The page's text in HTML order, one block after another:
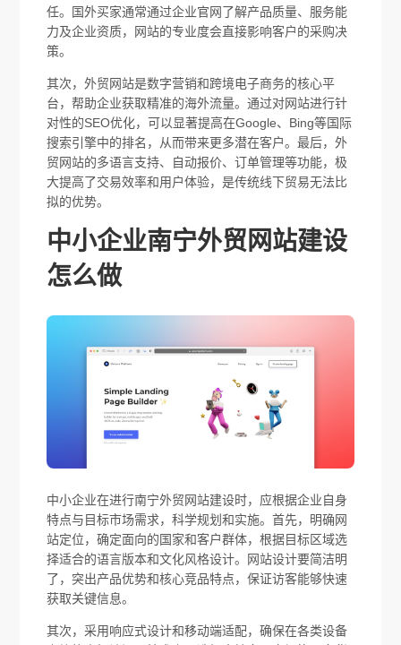
任。国外买家通常通过企业官网了解产品质量、服务能
力及企业资质，网站的专业度会直接影响客户的采购决
策。
其次，外贸网站是数字营销和跨境电子商务的核心平
台，帮助企业获取精准的海外流量。通过对网站进行针
对性的SEO优化，可以显著提高在Google、Bing等国际
搜索引擎中的排名，从而带来更多潜在客户。最后，外
贸网站的多语言支持、自动报价、订单管理等功能，极
大提高了交易效率和用户体验，是传统线下贸易无法比
拟的优势。
中小企业南宁外贸网站建设
怎么做
中小企业在进行南宁外贸网站建设时，应根据企业自身
特点与目标市场需求，科学规划和实施。首先，明确网
站定位，确定面向的国家和客户群体，根据目标区域选
择适合的语言版本和文化风格设计。网站设计要简洁明
了，突出产品优势和核心竞品特点，保证访客能够快速
获取关键信息。
其次，采用响应式设计和移动端适配，确保在各类设备